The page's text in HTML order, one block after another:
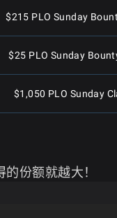
$215 PLO Sunday
$25 PLO Sunday
$1,050 PLO Sunday
$25 PLO Sunday
份额就越大！